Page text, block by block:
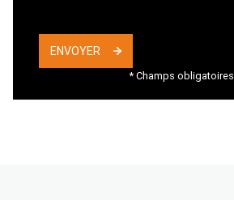
ENVOYER
* Champs obligatoires